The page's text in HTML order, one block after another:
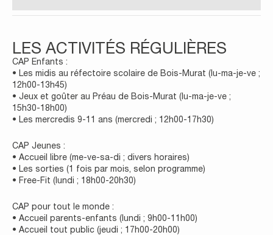
LES ACTIVITÉS RÉGULIÈRES
CAP Enfants :
• Les midis au réfectoire scolaire de Bois-Murat (lu-ma-je-ve ;
12h00-13h45)
• Jeux et goûter au Préau de Bois-Murat (lu-ma-je-ve ;
15h30-18h00)
• Les mercredis 9-11 ans (mercredi ; 12h00-17h30)
CAP Jeunes :
• Accueil libre (me-ve-sa-di ; divers horaires)
• Les sorties (1 fois par mois, selon programme)
• Free-Fit (lundi ; 18h00-20h30)
CAP pour tout le monde :
• Accueil parents-enfants (lundi ; 9h00-11h00)
• Accueil tout public (jeudi ; 17h00-20h00)